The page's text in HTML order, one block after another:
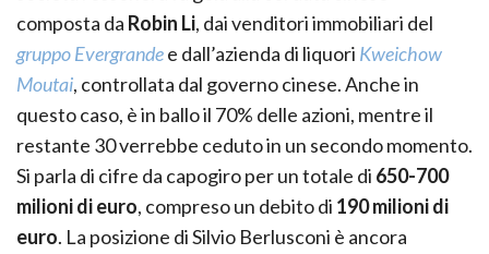
composta da Robin Li, dai venditori immobiliari del
gruppo Evergrandee dall’azienda di liquori Kweichow
Moutai, controllata dal governo cinese. Anche in
questo caso, è in ballo il 70% delle azioni, mentre il
restante 30 verrebbe ceduto in un secondo momento.
Si parla di cifre da capogiro per un totale di 650-700
milioni di euro, compreso un debito di 190 milioni di
euro. La posizione di Silvio Berlusconi è ancora